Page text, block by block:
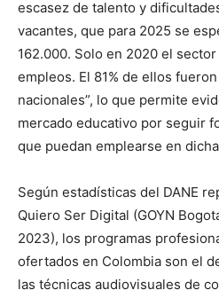
escasez de talento y
vacantes, que para 2025 se
162.000. Solo en 2020 el
empleos. El 81% de ellos
nacionales”, lo que permite
mercado educativo por seguir
que puedan emplearse en
Según estadísticas del DANE
Quiero Ser Digital (GOYN
2023), los programas
ofertados en Colombia son el
las técnicas audiovisuales de